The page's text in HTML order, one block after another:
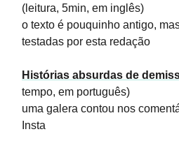
(leitura, 5min, em inglês)
o texto é pouquinho antigo,
testadas por esta redação
Histórias absurdas de
tempo, em português)
uma galera contou nos
Insta